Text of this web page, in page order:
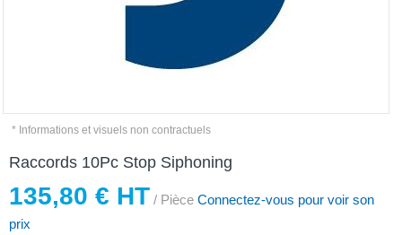
* Informations et visuels non contractuels
Raccords 10Pc Stop Siphoning
135,80 € HT / Pièce Connectez-vous pour voir son
prix